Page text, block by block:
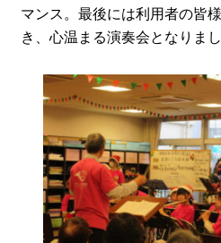
マンス。最後には利用者の皆
き、心温まる演奏会となりまし